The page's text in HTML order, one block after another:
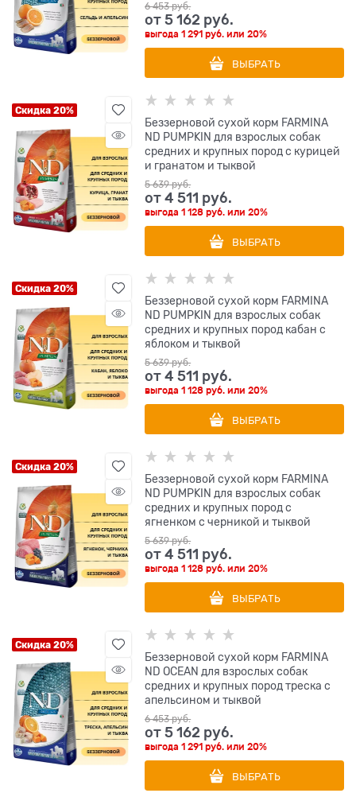
6 453 руб.
от5 162 руб.
выгода1 291 руб. или20%
ВЫБРАТЬ
Скидка 20%
Беззерновой cухой корм FARMINA
ND PUMPKIN для взрослых собак
средних и крупных пород с курицей
и гранатом и тыквой
5 639 руб.
от4 511 руб.
выгода1 128 руб. или20%
ВЫБРАТЬ
Скидка 20%
Беззерновой cухой корм FARMINA
ND PUMPKIN для взрослых собак
средних и крупных пород кабан с
яблоком и тыквой
5 639 руб.
от4 511 руб.
выгода1 128 руб. или20%
ВЫБРАТЬ
Скидка 20%
Беззерновой cухой корм FARMINA
ND PUMPKIN для взрослых собак
средних и крупных пород с
ягненком с черникой и тыквой
5 639 руб.
от4 511 руб.
выгода1 128 руб. или20%
ВЫБРАТЬ
Скидка 20%
Беззерновой cухой корм FARMINA
ND OCEAN для взрослых собак
средних и крупных пород треска с
апельсином и тыквой
6 453 руб.
от5 162 руб.
выгода1 291 руб. или20%
ВЫБРАТЬ